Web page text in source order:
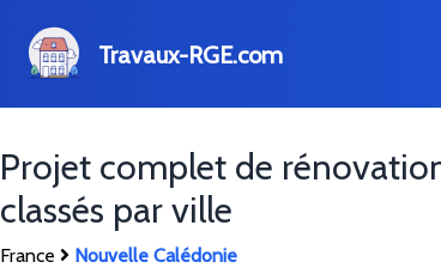
Travaux-RGE.com
Projet complet de
classés par ville
France Nouvelle Calédonie